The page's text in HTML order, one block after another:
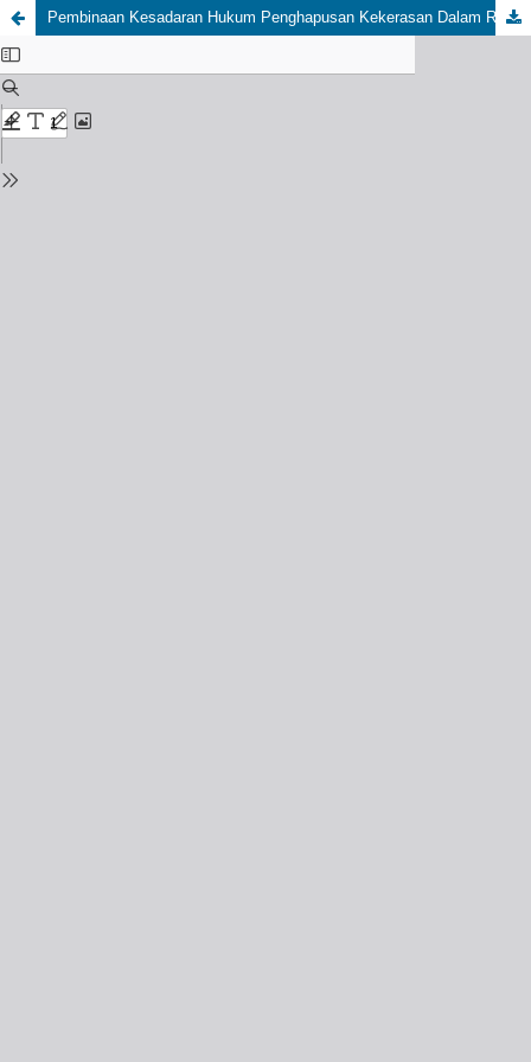
Pembinaan Kesadaran Hukum Penghapusan Kekerasan Dalam Rumah Tangga (KDRT) Di Kecamatan Siantar Sitalasari Kota Pematangsiantar